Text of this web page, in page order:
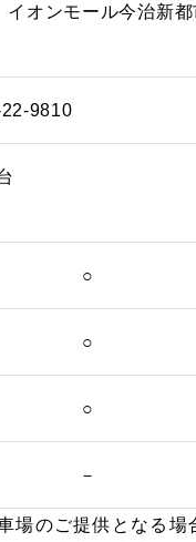
オンモール今治新都
9810
○
○
○
－
場のご提供となる場